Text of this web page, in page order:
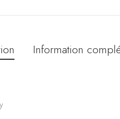
Information